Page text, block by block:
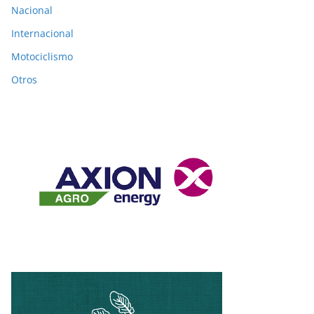
Nacional
Internacional
Motociclismo
Otros